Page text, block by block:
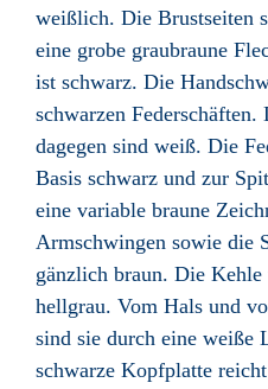
weißlich. Die Brustseiten
eine grobe graubraune
ist schwarz. Die
schwarzen
dagegen sind weiß. Die
Basis schwarz und zur
eine variable braune
Armschwingen sowie die
gänzlich braun. Die
hellgrau. Vom Hals und
sind sie durch eine weiße
schwarze Kopfplatte